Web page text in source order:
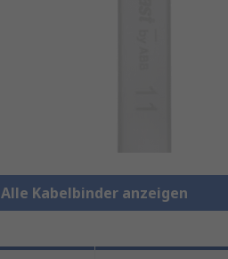
Alle Kabelbinder anzeigen